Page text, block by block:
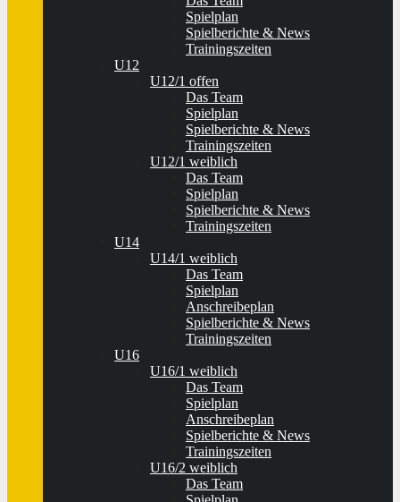
Spielplan
Spielberichte & News
Trainingszeiten
U12
U12/1 offen
Das Team
Spielplan
Spielberichte & News
Trainingszeiten
U12/1 weiblich
Das Team
Spielplan
Spielberichte & News
Trainingszeiten
U14
U14/1 weiblich
Das Team
Spielplan
Anschreibeplan
Spielberichte & News
Trainingszeiten
U16
U16/1 weiblich
Das Team
Spielplan
Anschreibeplan
Spielberichte & News
Trainingszeiten
U16/2 weiblich
Das Team